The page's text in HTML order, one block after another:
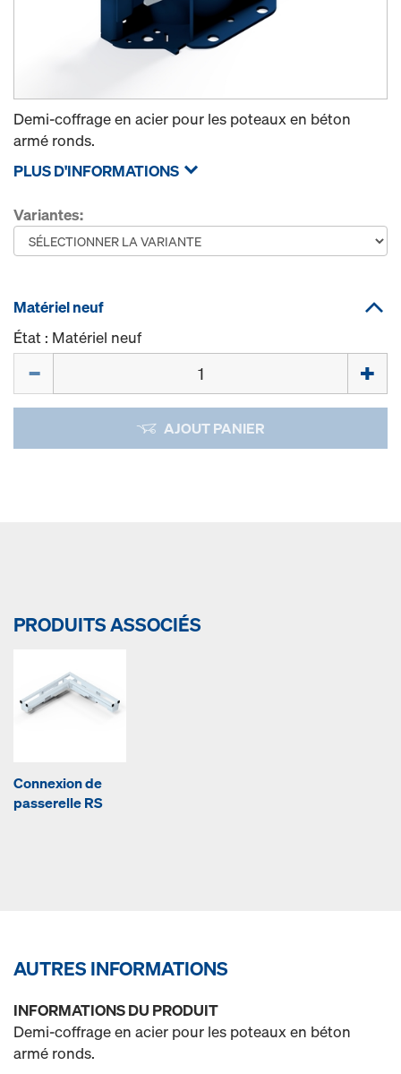
Demi-coffrage en acier pour les poteaux en béton
armé ronds.
PLUS D'INFORMATIONS
Variantes:
Matériel neuf
État : Matériel neuf
AJOUT PANIER
PRODUITS ASSOCIÉS
Connexion de
passerelle RS
AUTRES INFORMATIONS
INFORMATIONS DU PRODUIT
Demi-coffrage en acier pour les poteaux en béton
armé ronds.